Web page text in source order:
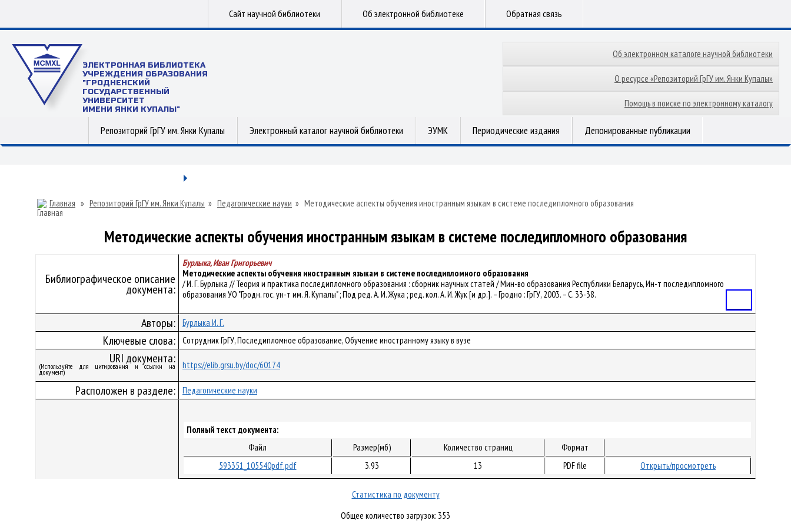
Сайт научной библиотеки Об электронной библиотеке Обратная связь
ЭЛЕКТРОННАЯ БИБЛИОТЕКА
УЧРЕЖДЕНИЯ ОБРАЗОВАНИЯ
"ГРОДНЕНСКИЙ
ГОСУДАРСТВЕННЫЙ
УНИВЕРСИТЕТ
ИМЕНИ ЯНКИ КУПАЛЫ"
Об электронном каталоге научной библиотеки
О ресурсе «Репозиторий ГрГУ им. Янки Купалы»
Помощь в поиске по электронному каталогу
Репозиторий ГрГУ им. Янки Купалы Электронный каталог научной библиотеки ЭУМК Периодические издания Депонированные публикации
Главная » Репозиторий ГрГУ им. Янки Купалы » Педагогические науки » Методические аспекты обучения иностранным языкам в системе последипломного образования
Методические аспекты обучения иностранным языкам в системе последипломного образования
Библиографическое описание
документа:
Бурлыка, Иван Григорьевич
Методические аспекты обучения иностранным языкам в системе последипломного образования
/ И. Г. Бурлыка // Теория и практика последипломного образования : сборник научных статей / Мин-во образования Республики Беларусь, Ин-т последипломного
образования УО "Гродн. гос. ун-т им. Я. Купалы" ; Под ред. А. И. Жука ; ред. кол. А. И. Жук [и др.]. – Гродно : ГрГУ, 2003. – С. 33-38.
Авторы: Бурлыка И. Г.
Ключевые слова: Сотрудник ГрГУ, Последипломное образование, Обучение иностранному языку в вузе
URI документа:
(Используйте для цитирования и ссылки на
документ)
https://elib.grsu.by/doc/60174
Расположен в разделе: Педагогические науки
Полный текст документа:
Файл
Размер(мб) Количество страниц
Формат
593351_105540pdf.pdf
3.93 13 PDF file Открыть/просмотреть
Статистика по документу
Общее количество загрузок: 353